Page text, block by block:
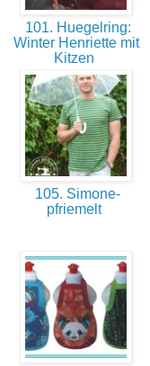
101. Huegelring:
Winter Henriette mit
Kitzen
105. Simone-
pfriemelt